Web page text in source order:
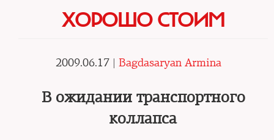
ХОРОШО СТОИМ
2009.06.17 | Bagdasaryan Armina
В ожидании транспортного
коллапса